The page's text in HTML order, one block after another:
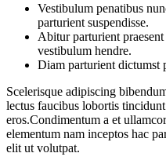
Vestibulum penatibus
parturient suspendisse.
Abitur parturient
vestibulum hendre.
Diam parturient dictumst
Scelerisque adipiscing
lectus faucibus lobortis
eros.Condimentum a et
elementum nam inceptos hac
elit ut volutpat.